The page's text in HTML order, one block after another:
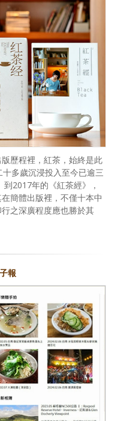
歷程裡，紅茶，始終是此
多歲沉浸投入至今已逾三
2017年的《紅茶經》，
簡體出版裡，不僅十本中
之深廣程度應也勝於其
報